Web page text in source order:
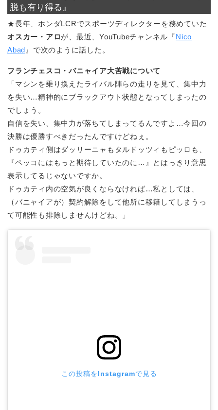
脱も有り得る』
★長年、ホンダLCRでスポーツディレクターを務めていた
オスカー・アロが、最近、YouTubeチャンネル『Nico
Abad 』で次のように話した。
フランチェスコ・バニャイア大苦戦について
「マシンを乗り換えたライバル陣らの走りを見て、集中力
を失い…精神的にブラックアウト状態となってしまったの
でしょう。
自信を失い、集中力が落ちてしまってるんですよ…今回の
決勝は優勝すべきだったんですけどねぇ。
ドゥカティ側はダッリーニャもタルドッツィもピッロも、
『ペッコにはもっと期待していたのに…』とはっきり意思
表示してるじゃないですか。
ドゥカティ内の空気が良くならなければ…私としては、
（バニャイアが）契約解除をして他所に移籍してしまうっ
て可能性も排除しませんけどね。」
この投稿をInstagramで見る